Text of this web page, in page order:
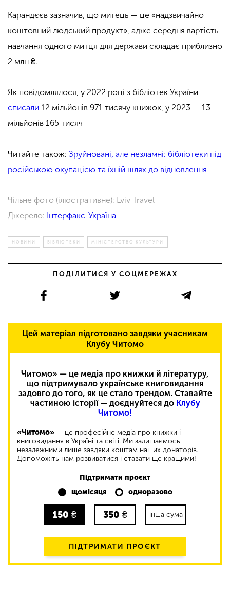
Карандєєв зазначив, що митець — це «надзвичайно
коштовний людський продукт», адже середня вартість
навчання одного митця для держави складає приблизно
2 млн ₴.
Як повідомлялося, у 2022 році з бібліотек України
списали 12 мільйонів 971 тисячу книжок, у 2023 — 13
мільйонів 165 тисяч
Читайте також: Зруйновані, але незламні: бібліотеки під
російською окупацією та їхній шлях до відновлення
Чільне фото (ілюстративне): Lviv Travel
Джерело: Інтерфакс-Україна
НОВИНИ БІБЛІОТЕКИ МІНІСТЕРСТВО КУЛЬТУРИ
ПОДІЛИТИСЯ У СОЦМЕРЕЖАХ
Цей матеріал підготовано завдяки учасникам
Клубу Читомо
Читомо» — це медіа про книжки й літературу,
що підтримувало українське книговидання
задовго до того, як це стало трендом. Ставайте
частиною історії — доєднуйтеся до Клубу
Читомо!
«Читомо» — це професійне медіа про книжки і
книговидання в Україні та світі. Ми залишаємось
незалежними лише завдяки коштам наших донаторів.
Допоможіть нам розвиватися і ставати ще кращими!
Підтримати проєкт
щомісяця
одноразово
150 ₴ 350 ₴ інша сума
ПІДТРИМАТИ ПРОЄКТ